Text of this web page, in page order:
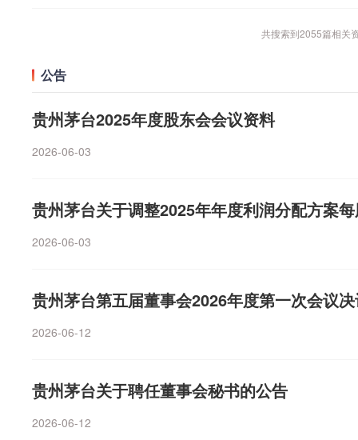
消息，今年以来，使用“申通快递”商标、字号、快递运
快递相关企业安全生产管理缺位，未按规定实行安全保障
法对申通快递有限公司进行立案调查。中科三环：拟收购
声控股权今日晚间，中科三环(000970.SZ)公告称，公司
磁声电子有限公司的控股权。标的资产是国内极少数具
装核心技术能力的稀土永磁器件制造商。本次交易尚处筹
运行维护等服务。公司暂未提供算力。联创光电：公司
披露非经营性资金往来等违法行为 被证监会立案联创光
期间，公司及伍锐将积极配合调查并履行信息披露义务
称，公司股票于2026年7月31日、8月3日连续两个交易
37.29，高于行业平均的66.38。公司目前生产经营正常
部经营环境没有发生重大变化。公司主营业务为金融智
为银行等客户提供所需相关产品及技术和服务。公司智
价效应能否向下游、收入循环传导。出口链、AI制造和
SK海力士暴跌11.53%，三星电子大跌8.77%，日本股市
股的映射。7月进入上市公司中报业绩预告披露期，高估
智能大会上，华为将首次展出业界最大规模超节点Atlas
证券表示，A股短期从科技集中向其他方向再平衡，中期
游、收入和财政循环传导。出口链、AI制造和科技成长方
重漏洞，茅台旗下非主品牌渠道治理难题长期待解。此
元，亏损2794.83万元；2026年前5个月，公司实现营业
场，怒斥被捉弄。这场峰会的全场座椅都套着印有“贵州
销策划有限公司（下称“黔茅策划”）在未向茅台健康、贵
限公司（茅台健康全资子公司，下称“健康销售”）等进行
自开展的误导消费者的招商、宣传活动。鉴于此活动已违
早在数年前，围绕“黔茅酒”的代理权问题各方就曾发生过
重漏洞，茅台旗下非主品牌渠道治理难题长期待解。此外
也是上述股权挂牌的一大因素。挂牌信息显示，茅台健
元，亏损2794.83万元；2026年前5个月，公司实现营业
净流入，超过其他行业净流入总和，通信获得逾56亿元
元净流入。医药生物遭主力资金净流出逾52亿元，非银
金属净流出逾21亿元。概念板块方面，消费电子板块获
入，华为概念获得逾192亿元净流入，芯片板块获得逾
力资金净流出逾52亿元，顺周期板块净流出逾41亿元，
净流入，长电科技、东山精密、万通发展、中际旭创4股
研新材、瑞芯微等9股也获得超10亿元净流入。午后，四
中国银行均放量涨超2%，工商银行、农业银行也均逆市
益，33只下跌。浦发银行跌幅超28%，农业银行、瑞丰
倍。“三桶油”午后也放量拉升，中国海油、中国石油均于
幅也大幅缩减，至收盘仅跌2分钱。展望后市，德邦证券
储的货币政策信号，当前市场对于美联储的解读或过度
共搜索到2055篇相关
公告
贵州茅台2025年度股东会会议资料
2026-06-03
贵州茅台关于调整2025年年度利润分配方案
2026-06-03
贵州茅台第五届董事会2026年度第一次会议
2026-06-12
贵州茅台关于聘任董事会秘书的公告
2026-06-12